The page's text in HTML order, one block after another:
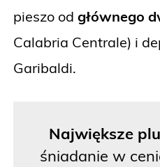
pieszo od głównego
Calabria Centrale) i
Garibaldi.
Największe
śniadanie w